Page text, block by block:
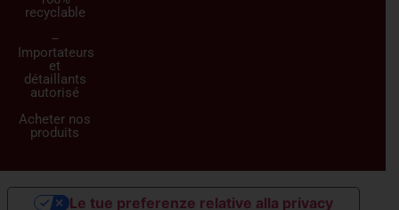
recyclable
–
Importateurs
et
détaillants
autorisé
Acheter nos
produits
Le tue preferenze relative alla privacy